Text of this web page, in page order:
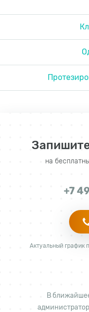
на
+7
Актуальный график
В